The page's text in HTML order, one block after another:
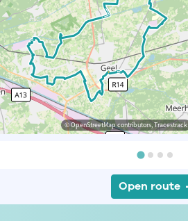
© OpenStreetMap contributors, Tracestrack
Open route